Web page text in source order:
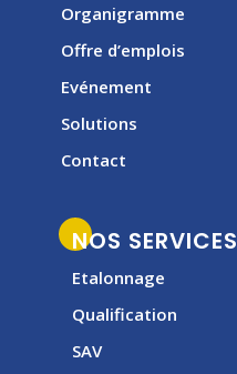
Organigramme
Offre d’emplois
Evénement
Solutions
Contact
NOS SERVICES
Etalonnage
Qualification
SAV